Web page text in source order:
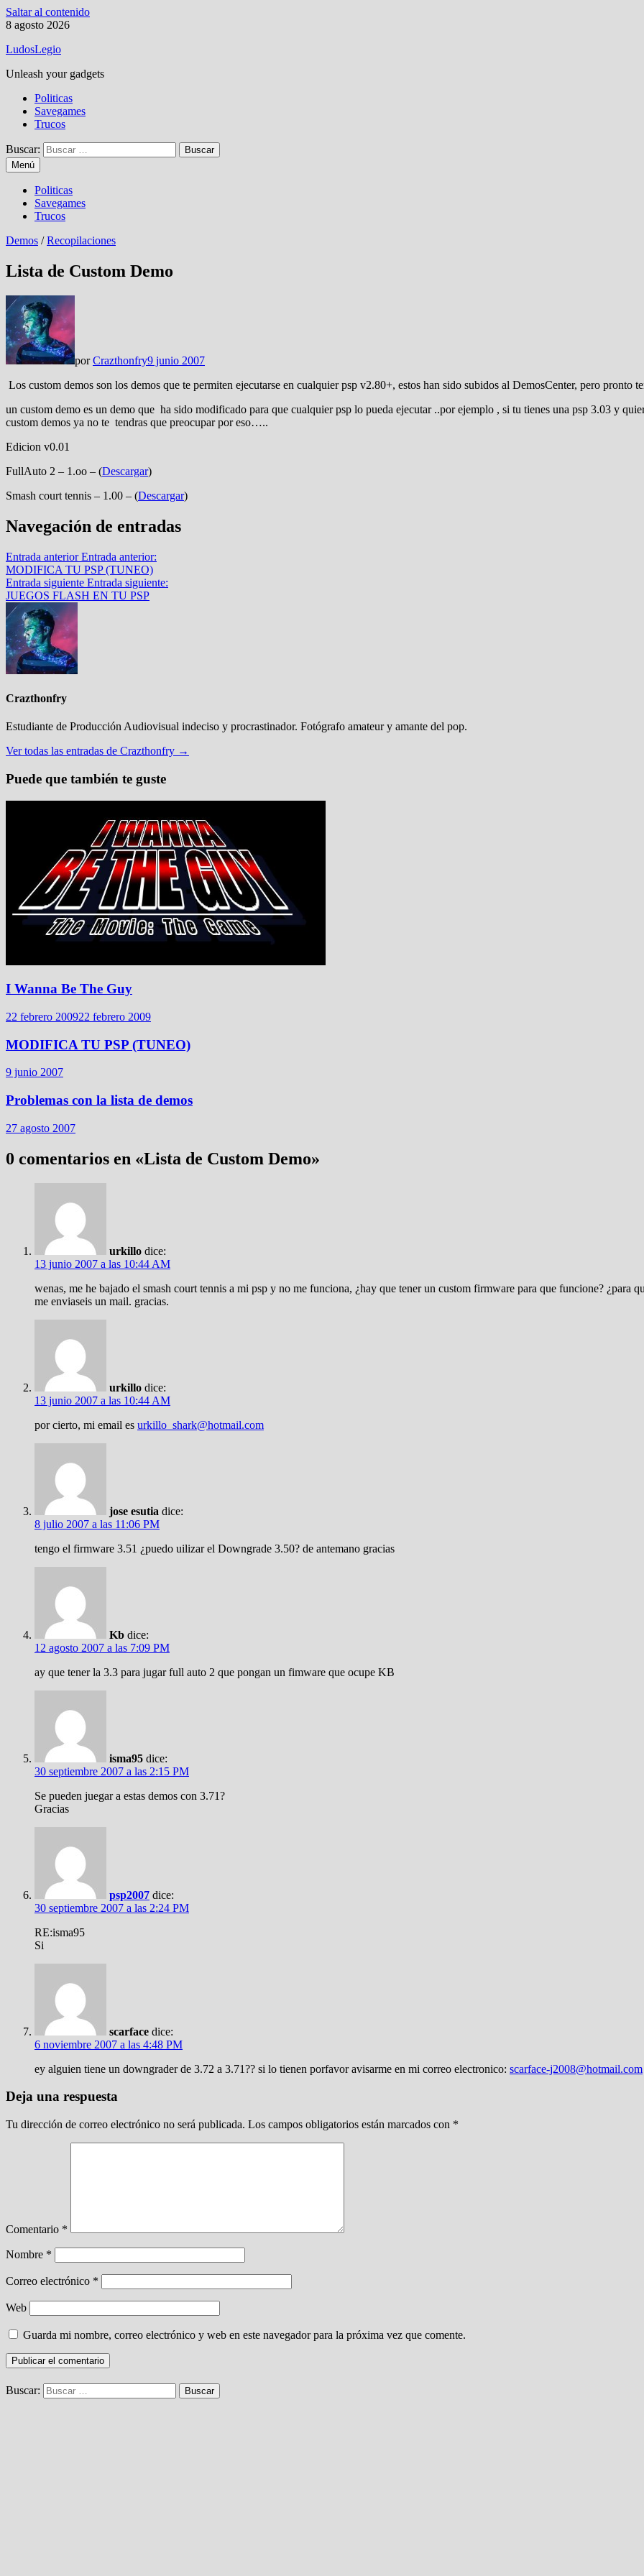
Saltar al contenido
8 agosto 2026
LudosLegio
Unleash your gadgets
Politicas
Savegames
Trucos
Buscar:
Menú
Politicas
Savegames
Trucos
Demos /Recopilaciones
Lista de Custom Demo
porCrazthonfry9 junio 2007
Los custom demos son los demos que te permiten ejecutarse en cualquier psp v2.80+, estos han sido subidos al DemosCenter, pero pronto
un custom demo es un demo que ha sido modificado para que cualquier psp lo pueda ejecutar ..por ejemplo , si tu tienes una psp 3.03 y
custom demos ya no te tendras que preocupar por eso…..
Edicion v0.01
FullAuto 2 – 1.oo – (Descargar)
Smash court tennis – 1.00 – (Descargar)
Navegación de entradas
Entrada anterior Entrada anterior:
MODIFICA TU PSP (TUNEO)
Entrada siguiente Entrada siguiente:
JUEGOS FLASH EN TU PSP
Crazthonfry
Estudiante de Producción Audiovisual indeciso y procrastinador. Fotógrafo amateur y amante del pop.
Ver todas las entradas de Crazthonfry →
Puede que también te guste
I Wanna Be The Guy
22 febrero 200922 febrero 2009
MODIFICA TU PSP (TUNEO)
9 junio 2007
Problemas con la lista de demos
27 agosto 2007
0 comentarios en «Lista de Custom Demo»
urkillo dice:
13 junio 2007 a las 10:44 AM
wenas, me he bajado el smash court tennis a mi psp y no me funciona, ¿hay que tener un custom firmware para que funcione? ¿para
me enviaseis un mail. gracias.
urkillo dice:
13 junio 2007 a las 10:44 AM
por cierto, mi email es urkillo_shark@hotmail.com
jose esutia dice:
8 julio 2007 a las 11:06 PM
tengo el firmware 3.51 ¿puedo uilizar el Downgrade 3.50? de antemano gracias
Kb dice:
12 agosto 2007 a las 7:09 PM
ay que tener la 3.3 para jugar full auto 2 que pongan un fimware que ocupe KB
isma95 dice:
30 septiembre 2007 a las 2:15 PM
Se pueden juegar a estas demos con 3.71?
Gracias
psp2007 dice:
30 septiembre 2007 a las 2:24 PM
RE:isma95
Si
scarface dice:
6 noviembre 2007 a las 4:48 PM
ey alguien tiene un downgrader de 3.72 a 3.71?? si lo tienen porfavor avisarme en mi correo electronico: scarface-j2008@hotmail.com
Deja una respuesta
Tu dirección de correo electrónico no será publicada. Los campos obligatorios están marcados con *
Comentario *
Nombre *
Correo electrónico *
Web
Guarda mi nombre, correo electrónico y web en este navegador para la próxima vez que comente.
Buscar: